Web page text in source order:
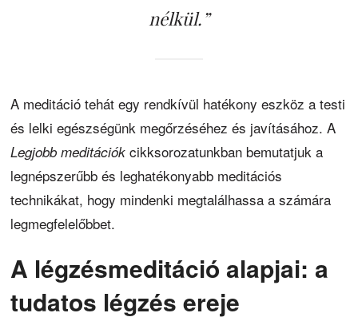
nélkül.”
A meditáció tehát egy rendkívül hatékony eszköz a testi
és lelki egészségünk megőrzéséhez és javításához. A
Legjobb meditációk cikksorozatunkban bemutatjuk a
legnépszerűbb és leghatékonyabb meditációs
technikákat, hogy mindenki megtalálhassa a számára
legmegfelelőbbet.
A légzésmeditáció alapjai: a
tudatos légzés ereje